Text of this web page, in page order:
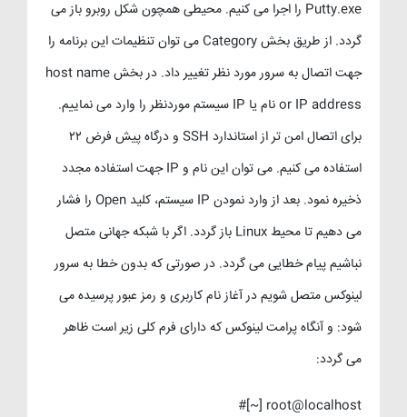
Putty.exe را اجرا می کنیم. محیطی همچون شکل روبرو باز می
گردد. از طریق بخش Category می توان تنظیمات این برنامه را
جهت اتصال به سرور مورد نظر تغییر داد. در بخش host name
or IP address نام یا IP سیستم موردنظر را وارد می نماییم.
برای اتصال امن تر از استاندارد SSH و درگاه پیش فرض ۲۲
استفاده می کنیم. می توان این نام و IP جهت استفاده مجدد
ذخیره نمود. بعد از وارد نمودن IP سیستم، کلید Open را فشار
می دهیم تا محیط Linux باز گردد. اگر با شبکه جهانی متصل
نباشیم پیام خطایی می گردد. در صورتی که بدون خطا به سرور
لینوکس متصل شویم در آغاز نام کاربری و رمز عبور پرسیده می
شود: و آنگاه پرامت لینوکس که دارای فرم کلی زیر است ظاهر
می گردد:
root@localhost [~]#